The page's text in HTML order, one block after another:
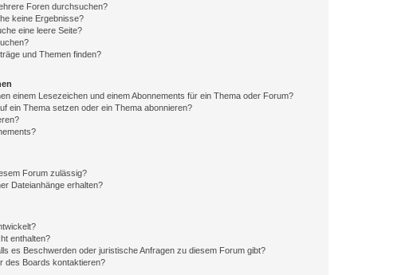
Foren durchsuchen?
keine Ergebnisse?
eine leere Seite?
und Themen finden?
einem Lesezeichen und einem Abonnements für ein Thema oder Forum?
ein Thema setzen oder ein Thema abonnieren?
Forum zulässig?
Dateianhänge erhalten?
enthalten?
es Beschwerden oder juristische Anfragen zu diesem Forum gibt?
des Boards kontaktieren?